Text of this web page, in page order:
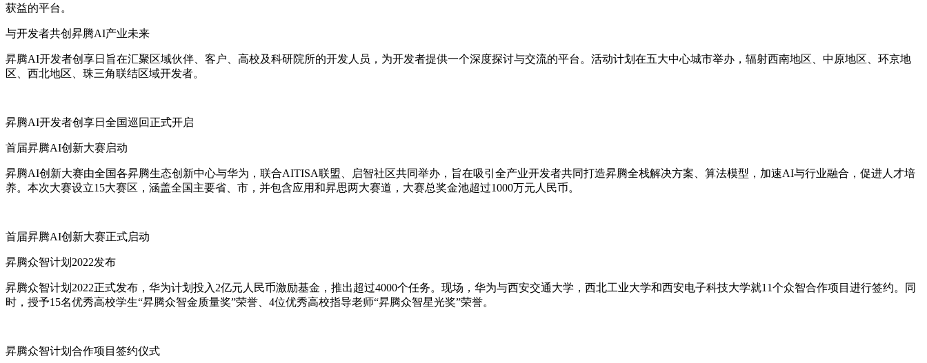
获益的平台。
与开发者共创昇腾AI产业未来
昇腾AI开发者创享日旨在汇聚区域伙伴、客户、高校及科研院所的开发人员，为开发者提供一个深度探讨与交流的平台。活动计划在五大中心城市举办，辐射西南地区、中原地区、环京地
区、西北地区、珠三角联结区域开发者。
昇腾AI开发者创享日全国巡回正式开启
首届昇腾AI创新大赛启动
昇腾AI创新大赛由全国各昇腾生态创新中心与华为，联合AITISA联盟、启智社区共同举办，旨在吸引全产业开发者共同打造昇腾全栈解决方案、算法模型，加速AI与行业融合，促进人才培
养。本次大赛设立15大赛区，涵盖全国主要省、市，并包含应用和昇思两大赛道，大赛总奖金池超过1000万元人民币。
首届昇腾AI创新大赛正式启动
昇腾众智计划2022发布
昇腾众智计划2022正式发布，华为计划投入2亿元人民币激励基金，推出超过4000个任务。现场，华为与西安交通大学，西北工业大学和西安电子科技大学就11个众智合作项目进行签约。同
时，授予15名优秀高校学生“昇腾众智金质量奖”荣誉、4位优秀高校指导老师“昇腾众智星光奖”荣誉。
昇腾众智计划合作项目签约仪式